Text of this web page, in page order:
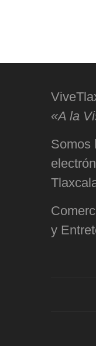
«A la
Somos
y